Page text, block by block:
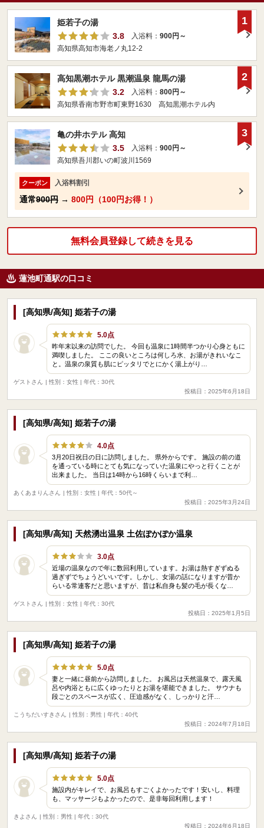
姫若子の湯
3.8
入浴料： 900円～
高知県高知市海老ノ丸12-2
1
高知黒潮ホテル 黒潮温泉 龍馬の湯
3.2
入浴料： 800円～
高知県香南市野市町東野1630 高知黒潮ホテル内
2
亀の井ホテル 高知
3.5
入浴料： 900円～
高知県吾川郡いの町波川1569
クーポン 入浴料割引
通常900円 → 800円（100円お得！）
3
無料会員登録して続きを見る
蓮池町通駅の口コミ
[高知県/高知] 姫若子の湯
5.0点
昨年末以来の訪問でした。 今回も温泉に1時間半つかり心身ともに
満喫しました。 ここの良いところは何しろ水、お湯がきれいなこ
と。温泉の泉質も肌にピッタリでとにかく湯上がり…
ゲストさん
| 性別：女性 | 年代：30代
投稿日：2025年6月18日
[高知県/高知] 姫若子の湯
4.0点
3月20日祝日の日に訪問しました。 県外からです。 施設の前の道
を通っている時にとても気になっていた温泉にやっと行くことが
出来ました。 当日は14時から16時くらいまで利…
あくあまりんさん
| 性別：女性 | 年代：50代～
投稿日：2025年3月24日
[高知県/高知] 天然湧出温泉 土佐ぽかぽか温泉
3.0点
近場の温泉なので年に数回利用しています。お湯は熱すぎずぬる
過ぎずでちょうどいいです。しかし、女湯の話になりますが昔か
らいる常連客だと思いますが、昔は私自身も髪の毛が長くな…
ゲストさん
| 性別：女性 | 年代：30代
投稿日：2025年1月5日
[高知県/高知] 姫若子の湯
5.0点
妻と一緒に昼前から訪問しました。 お風呂は天然温泉で、露天風
呂や内浴ともに広くゆったりとお湯を堪能できました。 サウナも
段ごとのスペースが広く、圧迫感がなく、しっかりと汗…
こうちだいすきさん
| 性別：男性 | 年代：40代
投稿日：2024年7月18日
[高知県/高知] 姫若子の湯
5.0点
施設内がキレイで、お風呂もすごくよかったです！安いし、料理
も、マッサージもよかったので、是非毎回利用します！
きよさん
| 性別：男性 | 年代：30代
投稿日：2024年6月18日